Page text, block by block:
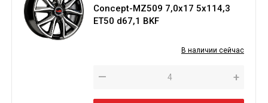
Concept-MZ509 7,0х17 5х114,3
ET50 d67,1 BKF
В наличии сейчас
— +